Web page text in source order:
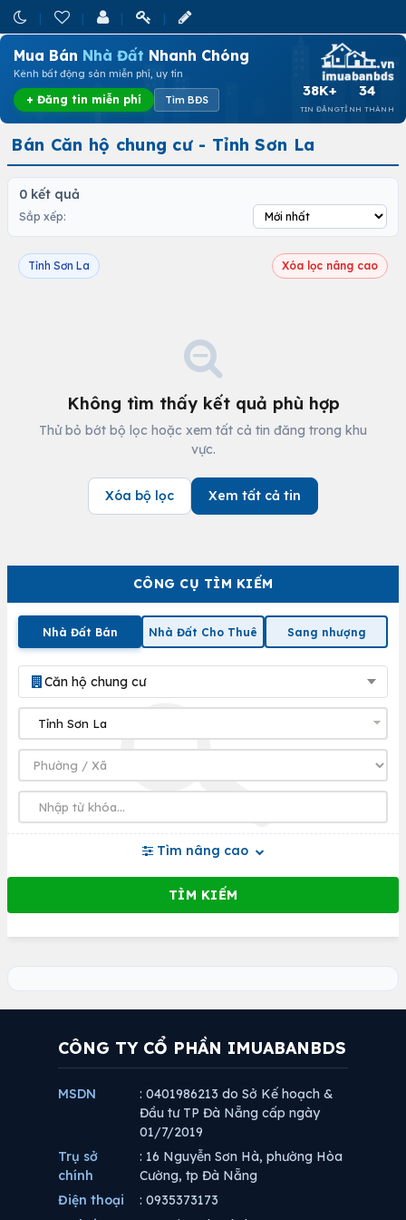
Mua Bán Nhà Đất Nhanh Chóng
Kênh bất động sản miễn phí, uy tín
+ Đăng tin miễn phí Tìm BĐS
38K+
TIN ĐĂNG
34
TỈNH THÀNH
CÔNG CỤ TÌM KIẾM
Nhà Đất Bán Nhà Đất Cho Thuê Sang nhượng
Căn hộ chung cư
Tìm nâng cao
Bán Căn hộ chung cư - Tỉnh Sơn La
0 kết quả
Sắp xếp:
Tỉnh Sơn La Xóa lọc nâng cao
Không tìm thấy kết quả phù hợp
Thử bỏ bớt bộ lọc hoặc xem tất cả tin đăng trong khu
vực.
Xóa bộ lọc Xem tất cả tin
CÔNG TY CỔ PHẦN IMUABANBDS
MSDN
: 0401986213 do Sở Kế hoạch &
Đầu tư TP Đà Nẵng cấp ngày
01/7/2019
Trụ sở
chính
: 16 Nguyễn Sơn Hà, phường Hòa
Cường, tp Đà Nẵng
Điện thoại
: 0935373173